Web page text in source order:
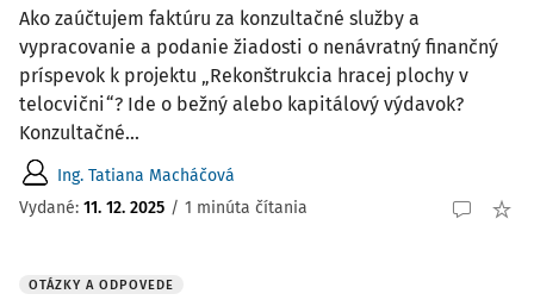
Ako zaúčtujem faktúru za konzultačné služby a
vypracovanie a podanie žiadosti o nenávratný finančný
príspevok k projektu „Rekonštrukcia hracej plochy v
telocvični“? Ide o bežný alebo kapitálový výdavok?
Konzultačné...
Ing. Tatiana Macháčová
Vydané: 11. 12. 2025 / 1 minúta čítania
OTÁZKY A ODPOVEDE